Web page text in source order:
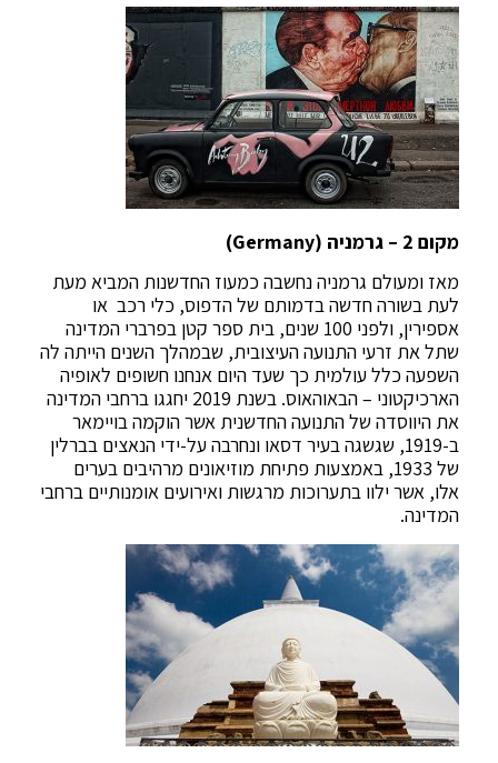
מקום 2 – גרמניה (Germany)
מאז ומעולם גרמניה נחשבה כמעוז החדשנות המביא מעת
לעת בשורה חדשה בדמותם של הדפוס, כלי רכב או
אספירין, ולפני 100 שנים, בית ספר קטן בפרברי המדינה
שתל את זרעי התנועה העיצובית, שבמהלך השנים הייתה לה
השפעה כלל עולמית כך שעד היום אנחנו חשופים לאופיה
הארכיקטוני – הבאוהאוס. בשנת 2019 יחגגו ברחבי המדינה
את היווסדה של התנועה החדשנית אשר הוקמה בויימאר
ב-1919, שגשגה בעיר דסאו ונחרבה על-ידי הנאצים בברלין
של 1933, באמצעות פתיחת מוזיאונים מרהיבים בערים
אלו, אשר ילוו בתערוכות מרגשות ואירועים אומנותיים ברחבי
המדינה.